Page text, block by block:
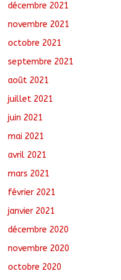
décembre 2021
novembre 2021
octobre 2021
septembre 2021
août 2021
juillet 2021
juin 2021
mai 2021
avril 2021
mars 2021
février 2021
janvier 2021
décembre 2020
novembre 2020
octobre 2020